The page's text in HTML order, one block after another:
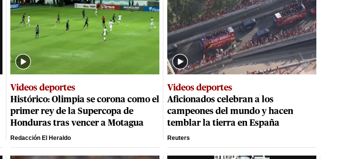
Videos deportes
Histórico: Olimpia se corona como el
primer rey de la Supercopa de
Honduras tras vencer a Motagua
Redacción El Heraldo
Videos deportes
Aficionados celebran a los
campeones del mundo y hacen
temblar la tierra en España
Reuters